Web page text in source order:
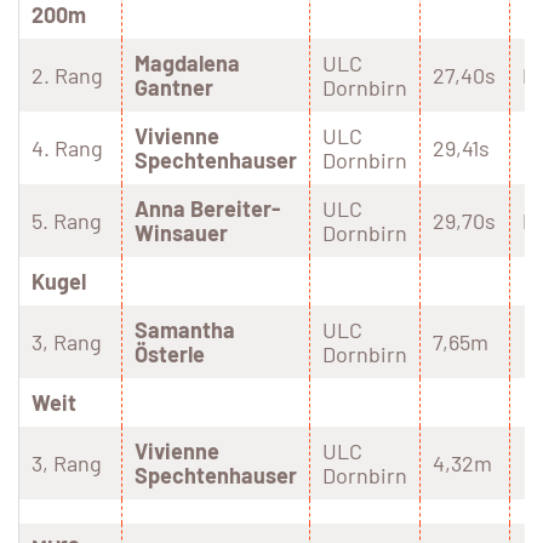
200m
2. Rang
Magdalena
Gantner
ULC
Dornbirn
27,40s
4. Rang
Vivienne
Spechtenhauser
ULC
Dornbirn
29,41s
5. Rang
Anna Bereiter-
Winsauer
ULC
Dornbirn
29,70s
Kugel
3, Rang
Samantha
Österle
ULC
Dornbirn
7,65m
Weit
3, Rang
Vivienne
Spechtenhauser
ULC
Dornbirn
4,32m